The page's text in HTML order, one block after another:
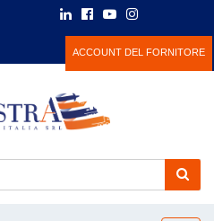
ACCOUNT DEL FORNITORE